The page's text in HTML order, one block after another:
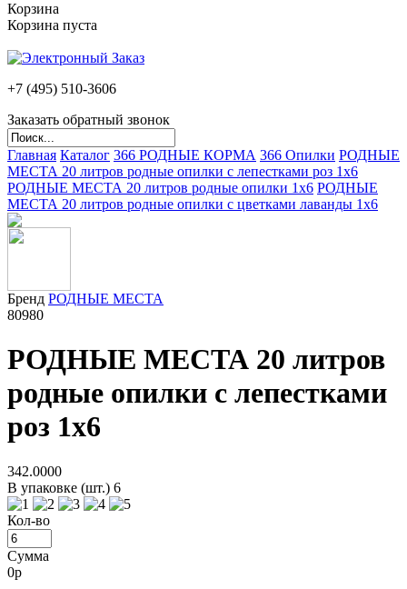
Корзина
Корзина пуста
+7 (495) 510-3606
Заказать обратный звонок
Главная Каталог 366 РОДНЫЕ КОРМА 366 Опилки РОДНЫЕ
МЕСТА 20 литров родные опилки с лепестками роз 1х6
РОДНЫЕ МЕСТА 20 литров родные опилки 1х6 РОДНЫЕ
МЕСТА 20 литров родные опилки с цветками лаванды 1х6
Бренд РОДНЫЕ МЕСТА
80980
РОДНЫЕ МЕСТА 20 литров
родные опилки с лепестками
роз 1х6
342.0000
В упаковке (шт.) 6
Кол-во
Сумма
0р